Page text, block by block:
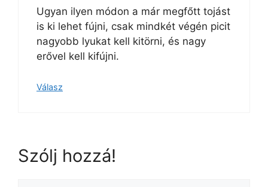
Ugyan ilyen módon a már megfőtt tojást
is ki lehet fújni, csak mindkét végén picit
nagyobb lyukat kell kitörni, és nagy
erővel kell kifújni.
Válasz
Szólj hozzá!